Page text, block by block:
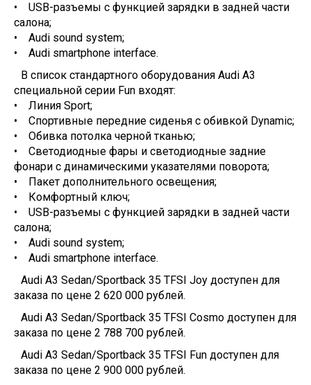
• USB-разъемы с функцией зарядки в задней части
салона;
• Audi sound system;
• Audi smartphone interface.
В список стандартного оборудования Audi A3
специальной серии Fun входят:
• Линия Sport;
• Спортивные передние сиденья с обивкой Dynamic;
• Обивка потолка черной тканью;
• Светодиодные фары и светодиодные задние
фонари с динамическими указателями поворота;
• Пакет дополнительного освещения;
• Комфортный ключ;
• USB-разъемы с функцией зарядки в задней части
салона;
• Audi sound system;
• Audi smartphone interface.
Audi A3 Sedan/Sportback 35 TFSI Joy доступен для
заказа по цене 2 620 000 рублей.
Audi A3 Sedan/Sportback 35 TFSI Cosmo доступен для
заказа по цене 2 788 700 рублей.
Audi A3 Sedan/Sportback 35 TFSI Fun доступен для
заказа по цене 2 900 000 рублей.